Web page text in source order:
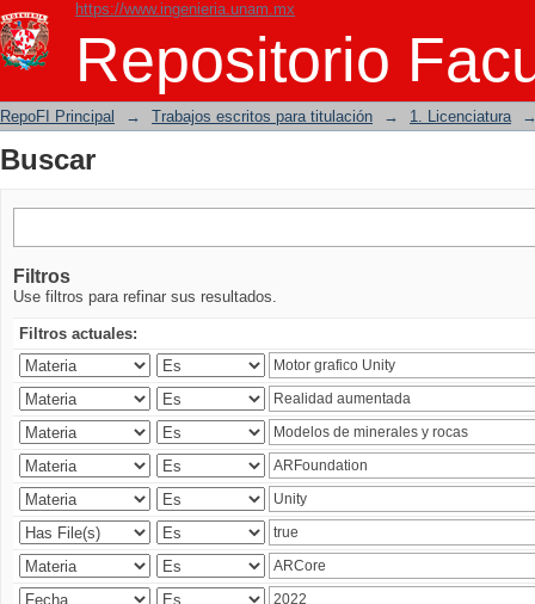
https://www.ingenieria.unam.mx
Repositorio
Buscar
RepoFI Principal → Trabajos escritos para titulación → 1. Licenciatura
Buscar
Filtros
Use filtros para refinar sus resultados.
Filtros actuales: